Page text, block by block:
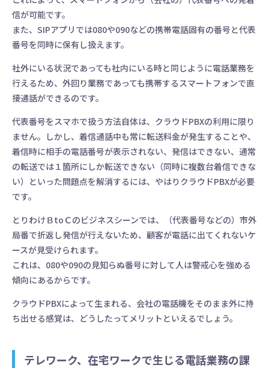
信が可能です。
また、SIPアプリでは080や090などの携帯電話固有の番号と代表
番号を同時に保有し扱えます。
社外にいる状況であっても社内にいる時と同じように電話業務を
行えるため、外回り業務であっても携帯するスマートフォンで直
接通話ができるのです。
代表番号をスマホで扱う方法自体は、クラウドPBXの利用に限り
ません。しかし、着信通話中も常に転送料金が発生することや、
着信時に相手の電話番号が表示されない、発信はできない、通常
の転送では１箇所にしか転送できない（同時に複数台着信できな
い）といった問題点を解消するには、やはりクラウドPBXが必要
です。
とりわけＢtoＣのビジネスシーンでは、（代表番号などの）市外
局番で折返し発信が行えないため、顧客が電話に出てくれないケ
ースが見受けられます。
これは、080や090の見知らぬ番号に対して人は警戒心を強める
傾向にあるからです。
クラウドPBXによって生まれる、会社の電話機をそのまま外に持
ち出せる感覚は、どうしたってメリットといえるでしょう。
テレワーク、在宅ワークで生じる電話業務の課